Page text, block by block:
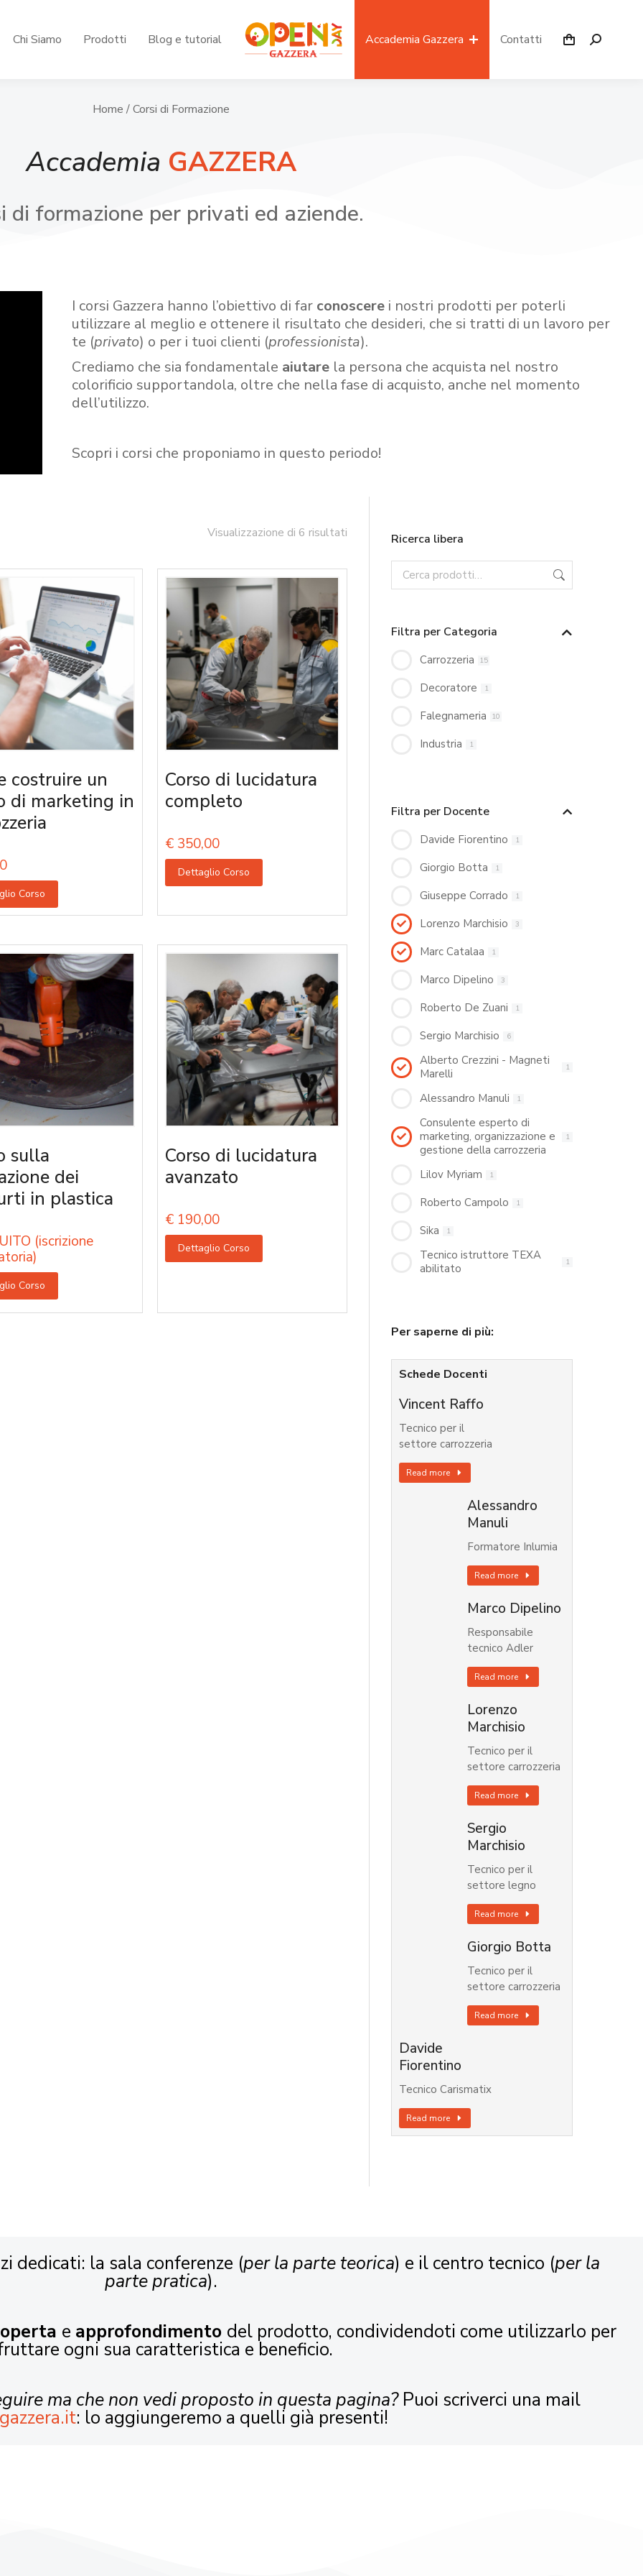
Chi Siamo Prodotti Blog e tutorial Accademia Gazzera Contatti
Home / Corsi di Formazione
Accademia GAZZERA
di formazione per privati ed aziende.
I corsi Gazzera hanno l’obiettivo di far conoscerei nostri prodotti per poterli
utilizzare al meglio e ottenere il risultato che desideri, che si tratti di un lavoro per
te (privato) o per i tuoi clienti (professionista).
Crediamo che sia fondamentale aiutare la persona che acquista nel nostro
colorificio supportandola, oltre che nella fase di acquisto, anche nel momento
dell’utilizzo.
Scopri i corsi che proponiamo in questo periodo!
Visualizzazione di 6 risultati
costruire un
di marketing in
Corso
Corso di lucidatura
completo
€ 350,00
Dettaglio Corso
sulla
dei
in plastica
(iscrizione
Corso
Corso di lucidatura
avanzato
€ 190,00
Dettaglio Corso
Ricerca libera
Filtra per Categoria
Carrozzeria 15
Decoratore 1
Falegnameria 10
Industria 1
Filtra per Docente
Davide Fiorentino 1
Giorgio Botta 1
Giuseppe Corrado 1
Lorenzo Marchisio 3
Marc Catalaa 1
Marco Dipelino 3
Roberto De Zuani 1
Sergio Marchisio 6
Alberto Crezzini - Magneti
Marelli
1
Alessandro Manuli 1
Consulente esperto di
marketing, organizzazione e
gestione della carrozzeria
1
Lilov Myriam 1
Roberto Campolo 1
Sika 1
Tecnico istruttore TEXA
abilitato
1
Per saperne di più:
Schede Docenti
Vincent Raffo
Tecnico per il
settore carrozzeria
Read more
Alessandro
Manuli
Formatore Inlumia
Read more
Marco Dipelino
Responsabile
tecnico Adler
Read more
Lorenzo
Marchisio
Tecnico per il
settore carrozzeria
Read more
Sergio
Marchisio
Tecnico per il
settore legno
Read more
Giorgio Botta
Tecnico per il
settore carrozzeria
Read more
Davide
Fiorentino
Tecnico Carismatix
Read more
dedicati: la sala conferenze (per la parte teorica) e il centro tecnico (per la
parte pratica).
e approfondimento del prodotto, condividendoti come utilizzarlo per
ogni sua caratteristica e beneficio.
ma che non vedi proposto in questa pagina?Puoi scriverci una mail
: lo aggiungeremo a quelli già presenti!